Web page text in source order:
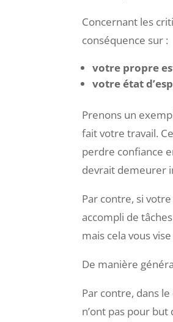
Différencier
Les critiques sur
Concernant les
votre propre
votre état
Prenons un
perdre confiance
devrait demeurer
accompli de
mais cela vous
De manière